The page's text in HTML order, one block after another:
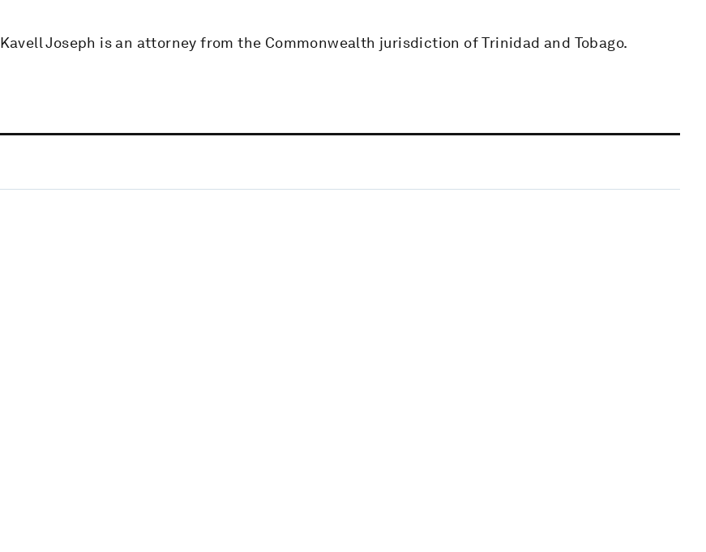
Kavell Joseph is an attorney from the Commonwealth jurisdiction of Trinidad and Tobago.